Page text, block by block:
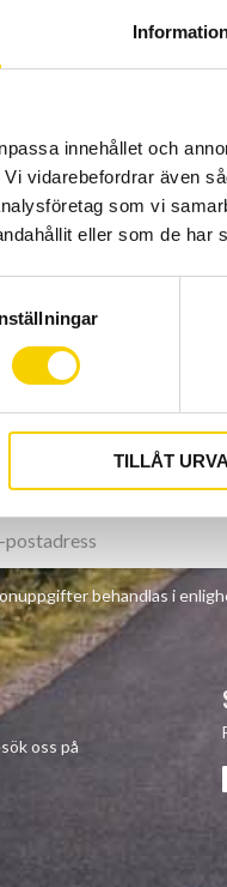
innehållet och
vidarebefordrar även
som vi
eller som de har
TILLÅT
till i favoriter
behandlas i
oss på